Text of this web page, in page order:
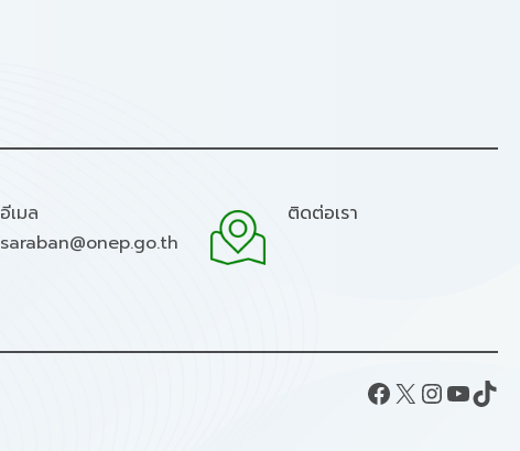
อีเมล
saraban@onep.go.th
ติดต่อเรา
Facebook X InstagramYouTube TikTok